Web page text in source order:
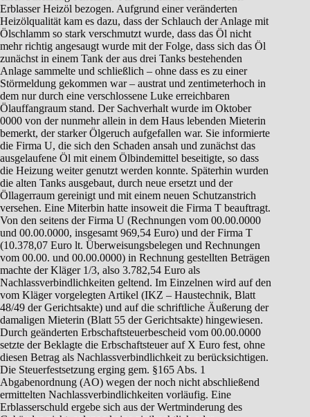
Erblasser Heizöl bezogen. Aufgrund einer veränderten
Heizölqualität kam es dazu, dass der Schlauch der Anlage mit
Ölschlamm so stark verschmutzt wurde, dass das Öl nicht
mehr richtig angesaugt wurde mit der Folge, dass sich das Öl
zunächst in einem Tank der aus drei Tanks bestehenden
Anlage sammelte und schließlich – ohne dass es zu einer
Störmeldung gekommen war – austrat und zentimeterhoch in
dem nur durch eine verschlossene Luke erreichbaren
Ölauffangraum stand. Der Sachverhalt wurde im Oktober
0000 von der nunmehr allein in dem Haus lebenden Mieterin
bemerkt, der starker Ölgeruch aufgefallen war. Sie informierte
die Firma U, die sich den Schaden ansah und zunächst das
ausgelaufene Öl mit einem Ölbindemittel beseitigte, so dass
die Heizung weiter genutzt werden konnte. Späterhin wurden
die alten Tanks ausgebaut, durch neue ersetzt und der
Öllagerraum gereinigt und mit einem neuen Schutzanstrich
versehen. Eine Miterbin hatte insoweit die Firma T beauftragt.
Von den seitens der Firma U (Rechnungen vom 00.00.0000
und 00.00.0000, insgesamt 969,54 Euro) und der Firma T
(10.378,07 Euro lt. Überweisungsbelegen und Rechnungen
vom 00.00. und 00.00.0000) in Rechnung gestellten Beträgen
machte der Kläger 1/3, also 3.782,54 Euro als
Nachlassverbindlichkeiten geltend. Im Einzelnen wird auf den
vom Kläger vorgelegten Artikel (IKZ – Haustechnik, Blatt
48/49 der Gerichtsakte) und auf die schriftliche Äußerung der
damaligen Mieterin (Blatt 55 der Gerichtsakte) hingewiesen.
Durch geänderten Erbschaftsteuerbescheid vom 00.00.0000
setzte der Beklagte die Erbschaftsteuer auf X Euro fest, ohne
diesen Betrag als Nachlassverbindlichkeit zu berücksichtigen.
Die Steuerfestsetzung erging gem. §165 Abs. 1
Abgabenordnung (AO) wegen der noch nicht abschließend
ermittelten Nachlassverbindlichkeiten vorläufig. Eine
Erblasserschuld ergebe sich aus der Wertminderung des